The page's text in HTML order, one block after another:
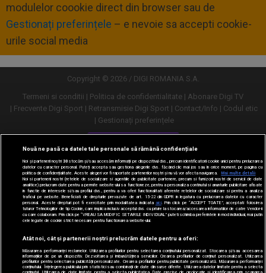
modulelor coookie direct din browser sau de
Gestionați preferințele – e nevoie sa accepti cookie-
urile social media
Copyright © 2026 / DIGI ROMANIA S.A.
Termeni si conditii
Politica de confidentialitate
Abonare Digi TV
Frecvente Digi Sport
Retransmisie Digi Sport Contact/Info
Codul etic
Gestionați preferințele
Versiune desktop
Nouă ne pasă ca datele tale personale să rămână confidențiale
Noi și partenerii noștri30stocăm și/sau accesăm informații pe dispozitivul dvs., precum identificatorii cookie unici pentru prelucrarea
datelor cu caracter personal. Puteți accepta sau gestiona alegerile dvs. făcând clic mai jos sau în orice moment, pe pagina cu
politica de confidențialitate. Aceste alegeri vor fi raportate partenerilor noștri și nu vă vor afecta navigarea.
Mai multe detalii
Noi si partenerii nostri (retelele de socializare si agentiile de publicitate partenere, precum si furnizorii nostri de servicii de date
analitice) prelucram date pentru a permite website-ului sa functioneze, pentru a personaliza continutul si anunturile publicitare afisate
in functie de interesele si/sau profilul dvs., pentru a va oferi functionalitati aferente retelelor de socializare si pentru a analiza
traficul pe website. Beneficiati de drepturile prevazute de art. 15-22 din GDPR in legatura cu prelucrarea datelor cu caracter
personal. Aceste drepturi pot fi exercitate prin modalitatea indicata aici. Prin click pe “ACCEPT TOATE”, acceptati folosirea
tuturor Tehnologiilor de tip Cookie, care implica inclusiv acceptul dvs. cu privire la stocarea/accesarea informatiilor de catre Vendor-ii
cu care colaboram. Prin click pe “VREAU SA MODIFIC SETARILE INDIVIDUAL” puteti schimba preferintele in mod individual, mai putin
cele legate de cookie strict necesare pentru functionarea website-ului.
Atât noi, cât și partenerii noștri prelucrăm datele pentru a oferi:
Măsurarea performanței reclamelor. Utilizarea profilurilor pentru selectarea conținutului personalizat. Stocarea și/sau accesarea
informațiilor de pe un dispozitiv. Dezvoltarea și îmbunătățirea serviciilor. Crearea profilurilor de conținut personalizat. Utilizarea
profilurilor pentru selectarea publicității personalizate. Crearea profilurilor pentru publicitate personalizată. Măsurarea performanței
conținutului. Înțelegerea publicului prin statistici sau combinații de date din surse diferite. Utilizarea datelor limitate pentru a selecta